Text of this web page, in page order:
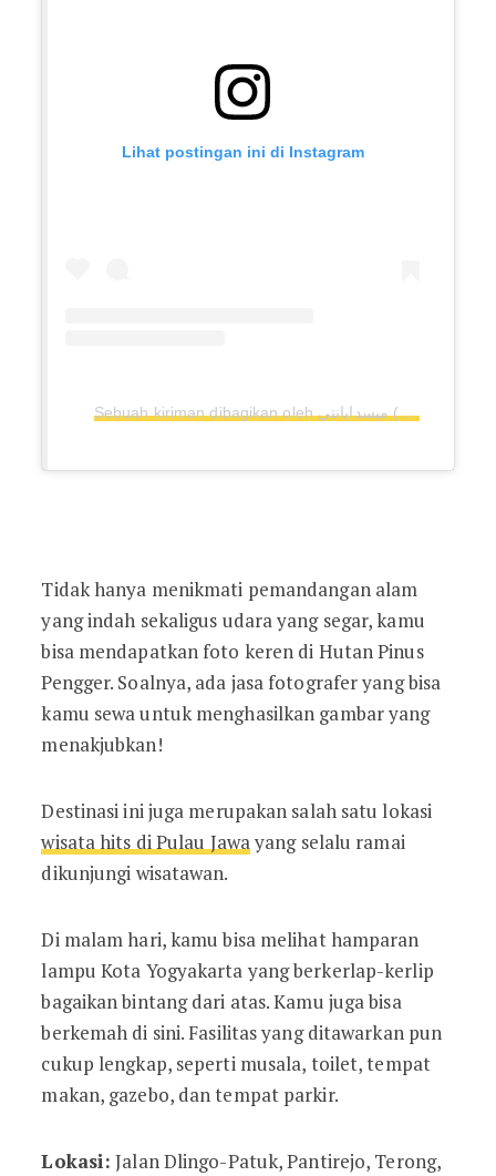
Lihat postingan ini di Instagram
Sebuah kiriman dibagikan oleh ميسدايانتي (@mysda_yn)
Tidak hanya menikmati pemandangan alam
yang indah sekaligus udara yang segar, kamu
bisa mendapatkan foto keren di Hutan Pinus
Pengger. Soalnya, ada jasa fotografer yang bisa
kamu sewa untuk menghasilkan gambar yang
menakjubkan!
Destinasi ini juga merupakan salah satu lokasi
wisata hits di Pulau Jawa yang selalu ramai
dikunjungi wisatawan.
Di malam hari, kamu bisa melihat hamparan
lampu Kota Yogyakarta yang berkerlap-kerlip
bagaikan bintang dari atas. Kamu juga bisa
berkemah di sini. Fasilitas yang ditawarkan pun
cukup lengkap, seperti musala, toilet, tempat
makan, gazebo, dan tempat parkir.
Lokasi: Jalan Dlingo-Patuk, Pantirejo, Terong,